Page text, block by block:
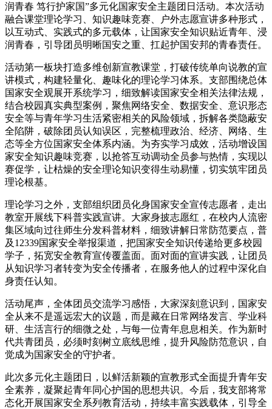
润青春 笃行护家国”多元化国家安全主题团日活动。本次活动
融合课堂理论学习、知识趣味竞赛、户外志愿宣讲多种形式，
以互动式、实践式的多元载体，让国家安全知识贴近青年、浸
润青春，引导团员明晰国安之重、扛起护国安邦的青春责任。
活动第一板块打造多维创新宣教课堂，打破传统单向说教的宣
讲模式，构建轻量化、趣味化的理论学习体系。支部围绕总体
国家安全观展开系统学习，细致解读国家安全相关法律法规，
结合校园真实典型案例，聚焦网络安全、数据安全、意识形态
安全等与青年学习生活紧密相关的风险领域，拆解各类隐蔽安
全陷阱，破除团员认知误区，完整梳理政治、经济、网络、生
态等全方位国家安全体系内涵。为夯实学习成效，活动增设国
家安全知识趣味竞赛，以抢答互动调动全员参与热情，实现以
赛促学，让枯燥的安全理论知识变得生动易懂，切实筑牢团员
理论根基。
理论学习之外，支部组织团员化身国家安全宣传志愿者，走出
教室开展线下科普实践宣讲。大家身披志愿红，在校内人流密
集区域向过往师生分发科普材料，细致讲解日常防范要点，普
及12339国家安全举报渠道，把国家安全知识传递给更多校园
学子，拓宽安全教育宣传覆盖面。面对面的宣讲实践，让团员
从知识学习者转变为安全传播者，在服务他人的过程中深化自
身责任认知。
活动尾声，全体团员交流学习感悟，大家深刻意识到，国家安
全从来不是遥远宏大的议题，而是藏在日常网络发言、学业科
研、生活言行的细微之处，与每一位青年息息相关。作为新时
代共青团员，必须时刻树立底线思维，提升风险防范意识，自
觉成为国家安全的守护者。
此次多元化主题团日，以鲜活新颖的宣教形式全面提升青年安
全素养，凝聚起青年同心护国的思想共识。今后，我支部将常
态化开展国家安全系列教育活动，持续丰富实践载体，引导全